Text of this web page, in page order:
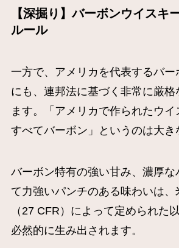
【深掘り】バーボンウイスキ
ルール
一方で、アメリカを代表するバー
にも、連邦法に基づく非常に厳格
ます。「アメリカで作られたウ
すべてバーボン」というのは大き
バーボン特有の強い甘み、濃厚な
て力強いパンチのある味わいは
（27 CFR）によって定められた
必然的に生み出されます。